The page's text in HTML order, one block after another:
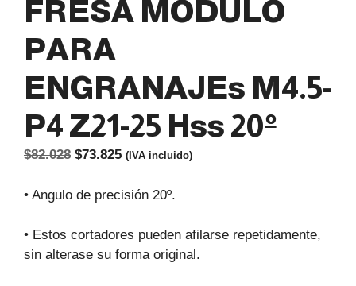
FRESA MODULO
PARA
ENGRANAJEs M4.5-
P4 Z21-25 Hss 20º
$82.028 El
original
$82.028.
$73.825El
actual
$73.825.
(IVA incluido)
• Angulo de precisión 20º.
• Estos cortadores pueden afilarse repetidamente,
sin alterase su forma original.